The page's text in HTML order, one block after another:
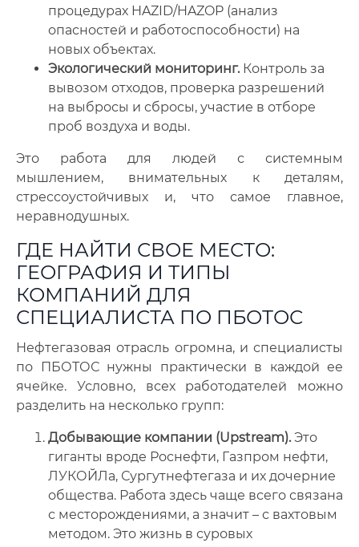
процедурах HAZID/HAZOP (анализ
опасностей и работоспособности) на
новых объектах.
Экологический мониторинг.Контроль за
вывозом отходов, проверка разрешений
на выбросы и сбросы, участие в отборе
проб воздуха и воды.
Это работа для людей с системным
мышлением, внимательных к деталям,
стрессоустойчивых и, что самое главное,
неравнодушных.
ГДЕ НАЙТИ СВОЕ МЕСТО:
ГЕОГРАФИЯ И ТИПЫ
КОМПАНИЙ ДЛЯ
СПЕЦИАЛИСТА ПО ПБОТОС
Нефтегазовая отрасль огромна, и специалисты
по ПБОТОС нужны практически в каждой ее
ячейке. Условно, всех работодателей можно
разделить на несколько групп:
Добывающие компании (Upstream).Это
гиганты вроде Роснефти, Газпром нефти,
ЛУКОЙЛа, Сургутнефтегаза и их дочерние
общества. Работа здесь чаще всего связана
с месторождениями, а значит – с вахтовым
методом. Это жизнь в суровых